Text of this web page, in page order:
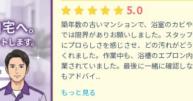
5.0
築年数の古いマンションで、浴室のカビ
では限界がありお願いしました。スタッ
にプロらしさを感じさせ、どの汚れがど
くれました。作業中も、浴槽のエプロン
業されていました。最後に一緒に確認し
もアドバイ...
もっと見る